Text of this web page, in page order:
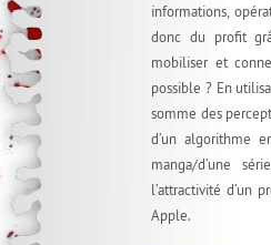
informations,
donc du profit
mobiliser et
possible ? En
somme des
d’un algorithme
manga/d’une
l’attractivité d’un
Apple.